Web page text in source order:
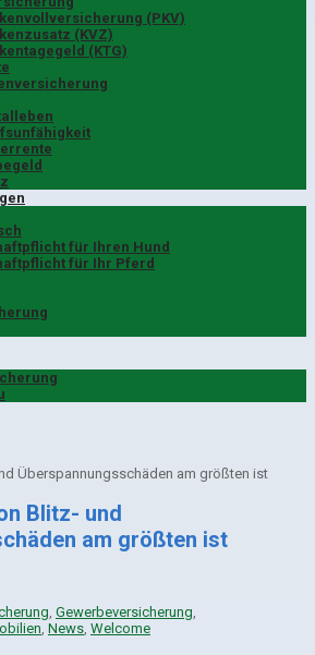
(PKV)
(KVZ)
(KTG)
für Ihren Hund
für Ihr Pferd
Überspannungsschäden am größten ist
Blitz- und
am größten ist
Gewerbeversicherung
News Welcome